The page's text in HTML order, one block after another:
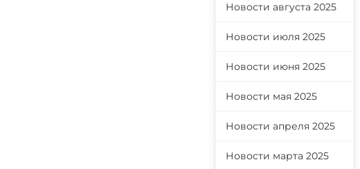
Новости августа 2025
Новости июля 2025
Новости июня 2025
Новости мая 2025
Новости апреля 2025
Новости марта 2025